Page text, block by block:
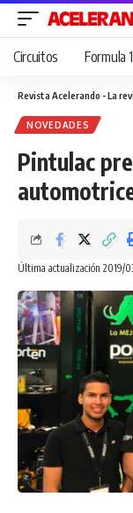
Circuitos Formula 1
Revista Acelerando - La
NOVEDADES
Pintulac
Última actualización 2019/